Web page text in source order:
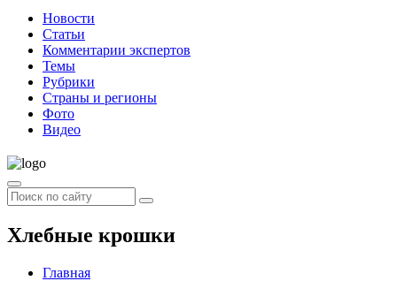
Новости
Статьи
Комментарии экспертов
Темы
Рубрики
Страны и регионы
Фото
Видео
Хлебные крошки
Главная